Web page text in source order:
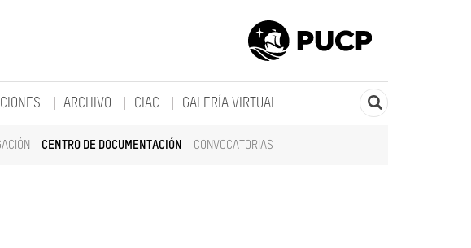
CENTRO DE DOCUMENTACIÓN CONVOCATORIAS
ARCHIVO CIAC GALERÍA VIRTUAL